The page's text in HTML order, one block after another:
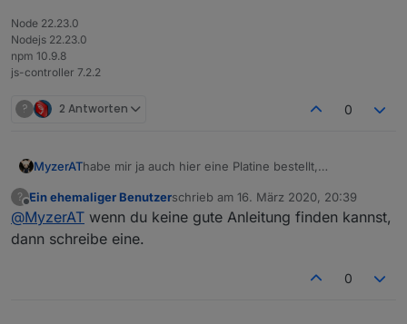
Node 22.23.0
Nodejs 22.23.0
npm 10.9.8
js-controller 7.2.2
? 2 Antworten 0
MyzerAThabe mir ja auch hier eine Platine bestellt,
Lieferung 1A ***
Nun zu meiner Frage, kann man die Platine auch auf
der Synology DS anwenden, finde dazu keine Info?
?
Offline
Ein ehemaliger Benutzerschrieb am 16. März 2020, 20:39
zuletzt editiert von
@MyzerAT wenn du keine gute Anleitung finden kannst,
dann schreibe eine.
0